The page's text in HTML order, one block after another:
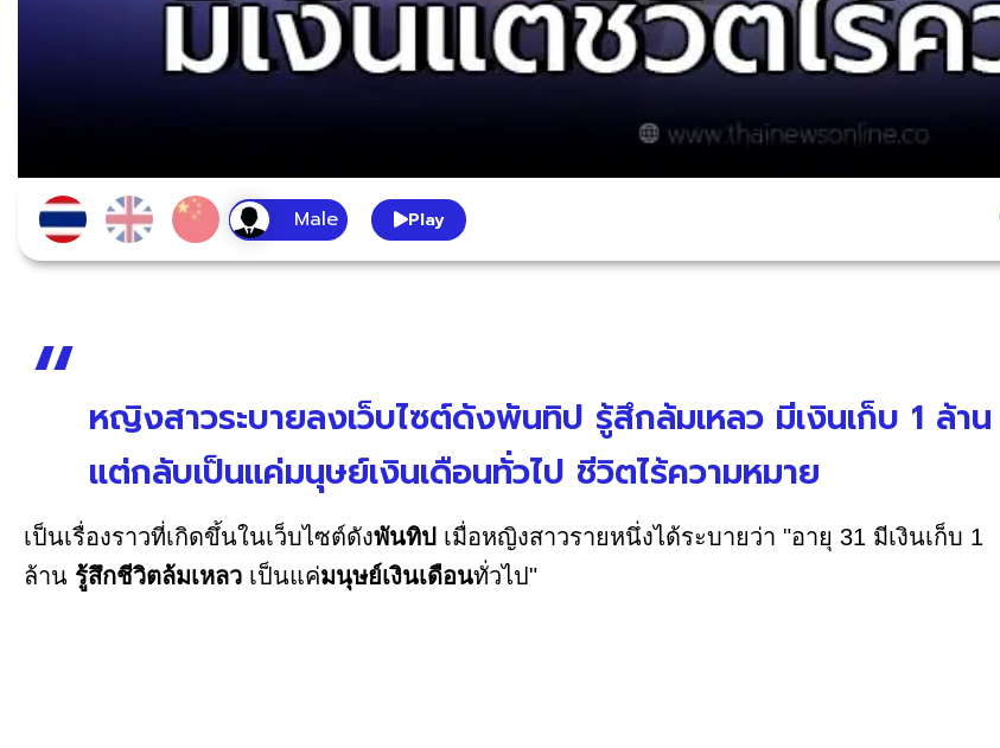
Play
หญิงสาวระบายลงเว็บไซต์ดังพันทิป รู้สึกล้มเหลว มีเงินเก็บ 1 ล้าน
แต่กลับเป็นแค่มนุษย์เงินเดือนทั่วไป ชีวิตไร้ความหมาย
เป็นเรื่องราวที่เกิดขึ้นในเว็บไซต์ดังพันทิป เมื่อหญิงสาวรายหนึ่งได้ระบายว่า "อายุ 31 มีเงินเก็บ 1
ล้าน รู้สึกชีวิตล้มเหลว เป็นแค่มนุษย์เงินเดือนทั่วไป"